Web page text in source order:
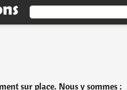
sur place. Nous y sommes :